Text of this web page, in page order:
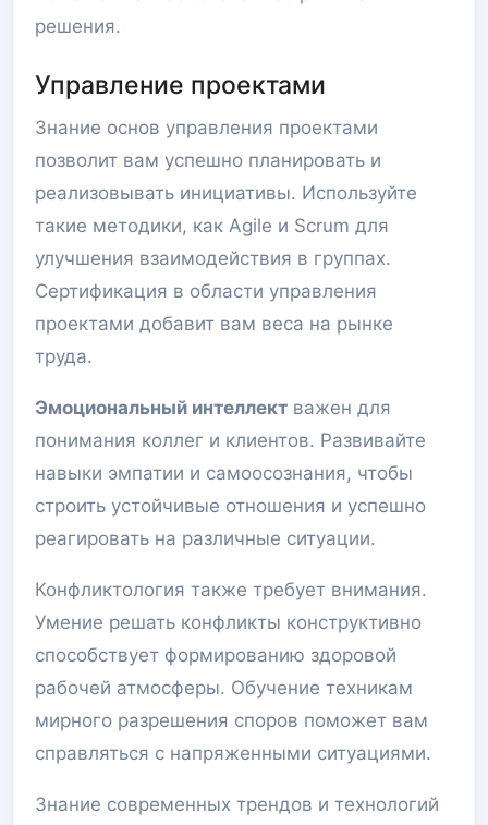
решения.
Управление проектами
Знание основ управления проектами
позволит вам успешно планировать и
реализовывать инициативы. Используйте
такие методики, как Agile и Scrum для
улучшения взаимодействия в группах.
Сертификация в области управления
проектами добавит вам веса на рынке
труда.
Эмоциональный интеллект важен для
понимания коллег и клиентов. Развивайте
навыки эмпатии и самоосознания, чтобы
строить устойчивые отношения и успешно
реагировать на различные ситуации.
Конфликтология также требует внимания.
Умение решать конфликты конструктивно
способствует формированию здоровой
рабочей атмосферы. Обучение техникам
мирного разрешения споров поможет вам
справляться с напряженными ситуациями.
Знание современных трендов и технологий